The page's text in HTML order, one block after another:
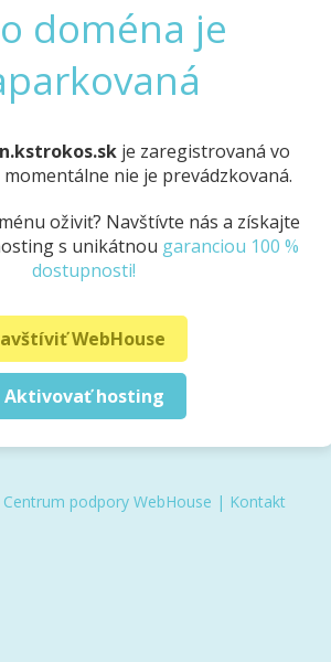
doména je
je zaregistrovaná vo
momentálne nie je prevádzkovaná.
oživiť? Navštívte nás a získajte
s unikátnou garanciou 100 %
dostupnosti!
WebHouse
Aktivovať hosting
Centrum podpory WebHouse | Kontakt